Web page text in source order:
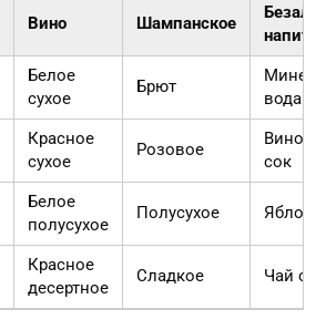
Вино Шампанское
Белое
сухое
Брют
вода с
Красное
сухое
Розовое
сок
Белое
полусухое
Полусухое
Красное
десертное
Сладкое Чай с